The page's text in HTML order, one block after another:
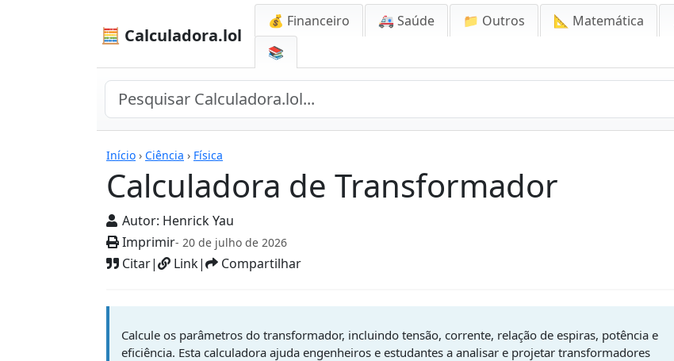
🧮 Calculadora.lol
💰 Financeiro 🚑 Saúde 📁 Outros 📐 Matemática
📚
Início › Ciência › Física
Calculadora de Transformador
Autor: Henrick Yau
Imprimir- 20 de julho de 2026
Citar| Link| Compartilhar
Calculadoras
Calcule os parâmetros do transformador, incluindo tensão, corrente, relação de espiras, potência e
eficiência. Esta calculadora ajuda engenheiros e estudantes a analisar e projetar transformadores